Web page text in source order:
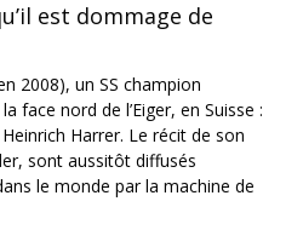
est dommage de
2008), un SS champion
face nord de l’Eiger, en Suisse :
Harrer. Le récit de son
sont aussitôt diffusés
le monde par la machine de